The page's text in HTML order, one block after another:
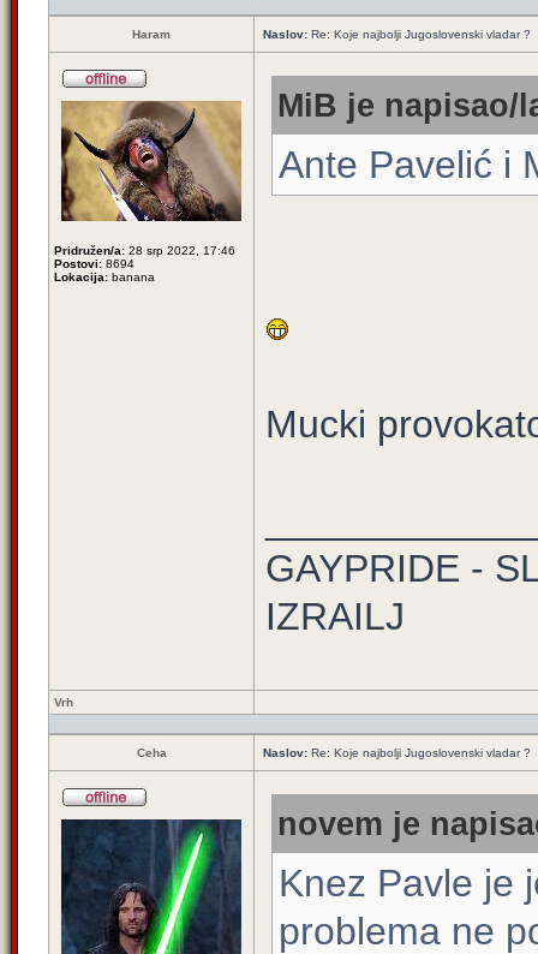
Haram Naslov: Re: Koje najbolji Jugoslovenski vladar ?
Pridružen/a: 28 srp 2022, 17:46
Postovi: 8694
Lokacija: banana
MiB je napisao/
Ante Pavelić i
Mucki
GAYPRIDE -
IZRAILJ
Vrh
Ceha Naslov: Re: Koje najbolji Jugoslovenski vladar ?
novem je
Knez Pavle je
problema ne